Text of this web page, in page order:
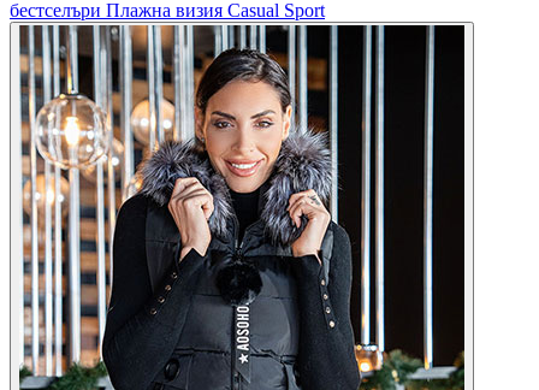
бестселъри Плажна визия Casual Sport